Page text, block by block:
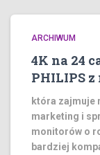
ARCHIWUM
4K na 24
PHILIPS
która zajmuje
marketing i
monitorów o
bardziej